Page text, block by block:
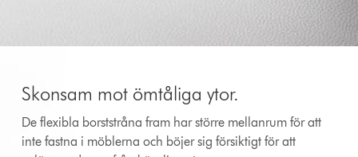
Skonsam mot ömtåliga ytor.
De flexibla borststråna fram har större mellanrum för att
inte fastna i möblerna och böjer sig försiktigt för att